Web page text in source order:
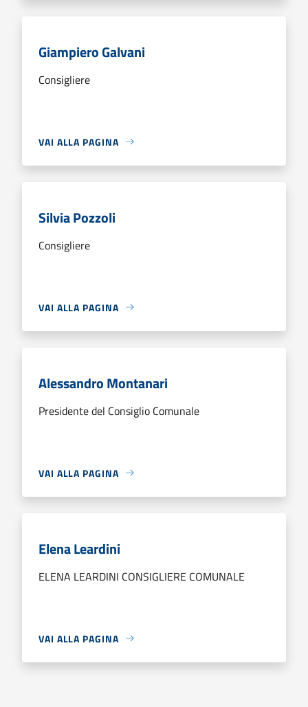
Giampiero Galvani
Consigliere
VAI ALLA PAGINA
Silvia Pozzoli
Consigliere
VAI ALLA PAGINA
Alessandro Montanari
Presidente del Consiglio Comunale
VAI ALLA PAGINA
Elena Leardini
ELENA LEARDINI CONSIGLIERE COMUNALE
VAI ALLA PAGINA